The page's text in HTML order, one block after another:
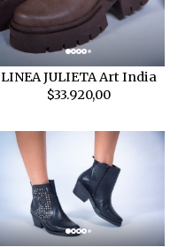
LINEA JULIETA Art India
$33.920,00